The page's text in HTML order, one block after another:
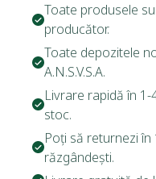
Toate produsele
producător.
Toate depozitele
A.N.S.V.S.A.
Livrare rapidă în
stoc.
Poți să returnezi
răzgândești.